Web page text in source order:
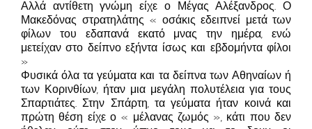
Αλλά αντίθετη γνώμη είχε ο Μέγας Αλέξανδρος. Ο
Μακεδόνας στρατηλάτης « οσάκις εδειπνεί μετά των
φίλων του εδαπανά εκατό μνας την ημέρα, ενώ
μετείχαν στο δείπνο εξήντα ίσως και εβδομήντα φίλοι
»
Φυσικά όλα τα γεύματα και τα δείπνα των Αθηναίων ή
των Κορινθίων, ήταν μια μεγάλη πολυτέλεια για τους
Σπαρτιάτες. Στην Σπάρτη, τα γεύματα ήταν κοινά και
πρώτη θέση είχε ο « μέλανας ζωμός », κάτι που δεν